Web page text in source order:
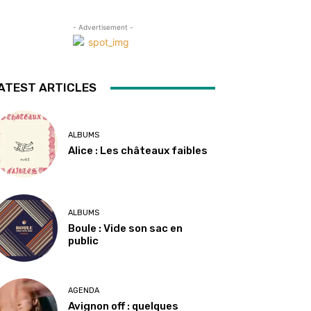
- Advertisement -
ARTICLES
ALBUMS
Alice : Les châteaux faibles
ALBUMS
Boule : Vide son sac en
public
AGENDA
Avignon off : quelques